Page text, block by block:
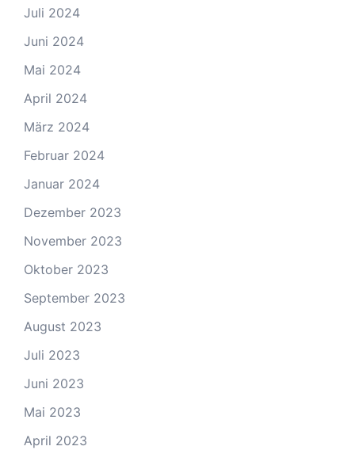
Juli 2024
Juni 2024
Mai 2024
April 2024
März 2024
Februar 2024
Januar 2024
Dezember 2023
November 2023
Oktober 2023
September 2023
August 2023
Juli 2023
Juni 2023
Mai 2023
April 2023